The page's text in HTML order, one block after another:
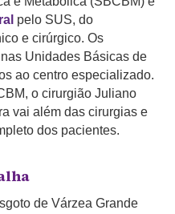
pelo SUS, do
e cirúrgico. Os
Unidades Básicas de
ao centro especializado.
o cirurgião Juliano
vai além das cirurgias e
dos pacientes.
de Várzea Grande